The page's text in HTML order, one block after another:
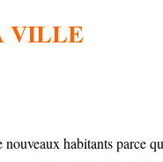
VILLE
habitants parce